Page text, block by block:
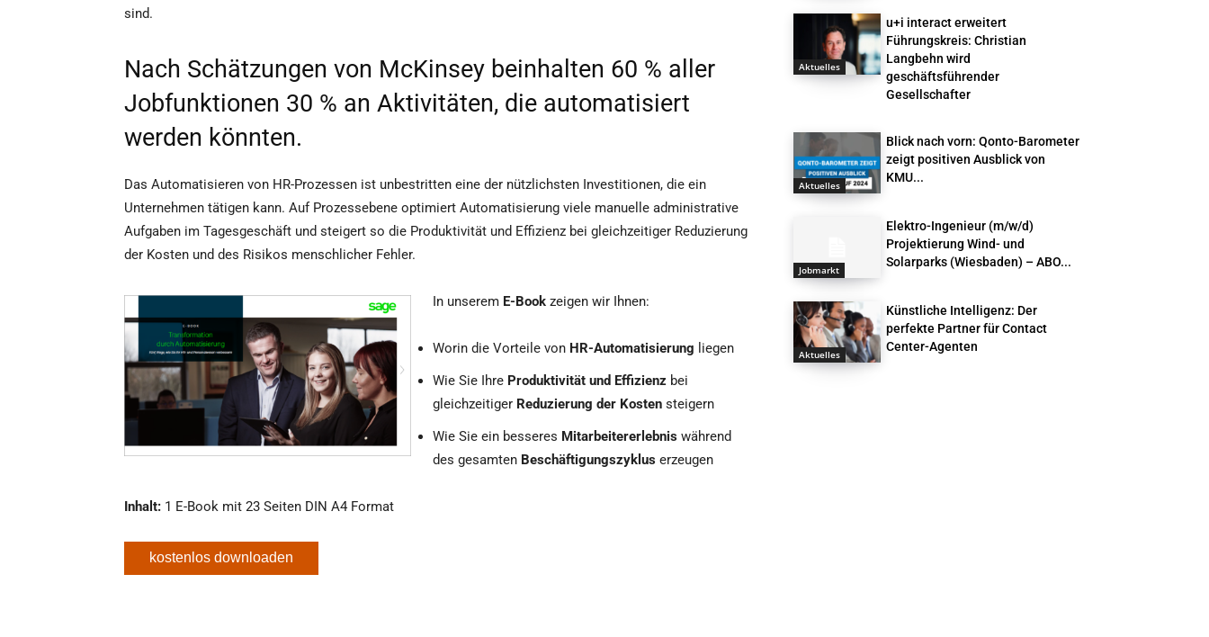
sind.
Nach Schätzungen von McKinsey beinhalten 60 % aller
Jobfunktionen 30 % an Aktivitäten, die automatisiert
werden könnten.
Das Automatisieren von HR-Prozessen ist unbestritten eine der nützlichsten Investitionen, die ein
Unternehmen tätigen kann. Auf Prozessebene optimiert Automatisierung viele manuelle administrative
Aufgaben im Tagesgeschäft und steigert so die Produktivität und Effizienz bei gleichzeitiger Reduzierung
der Kosten und des Risikos menschlicher Fehler.
In unserem E-Book zeigen wir Ihnen:
Worin die Vorteile von HR-Automatisierung liegen
Wie Sie Ihre Produktivität und Effizienz bei
gleichzeitiger Reduzierung der Kosten steigern
Wie Sie ein besseres Mitarbeitererlebnis während
des gesamten Beschäftigungszyklus erzeugen
Inhalt: 1 E-Book mit 23 Seiten DIN A4 Format
kostenlos downloaden
Aktuelles
u+i interact erweitert
Führungskreis: Christian
Langbehn wird
geschäftsführender
Gesellschafter
Aktuelles
Blick nach vorn: Qonto-Barometer
zeigt positiven Ausblick von
KMU...
Jobmarkt
Elektro-Ingenieur (m/w/d)
Projektierung Wind- und
Solarparks (Wiesbaden) – ABO...
Aktuelles
Künstliche Intelligenz: Der
perfekte Partner für Contact
Center-Agenten